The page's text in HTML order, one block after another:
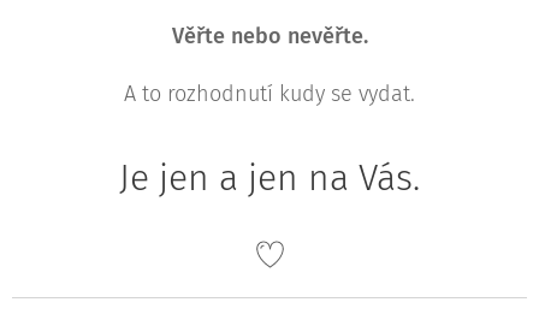
Věřte nebo nevěřte.
A to rozhodnutí kudy se vydat.
Je jen a jen na Vás.